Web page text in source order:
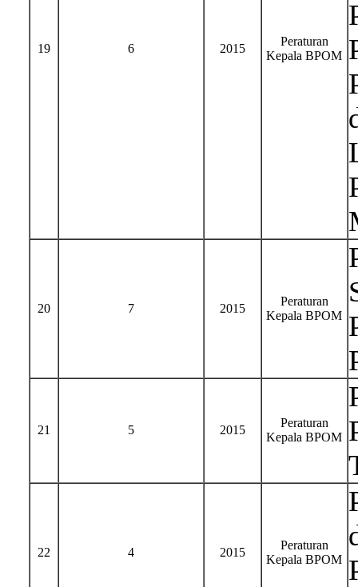
19 6 2015
Peraturan
Kepala BPOM
20 7 2015
Peraturan
Kepala BPOM
21 5 2015
Peraturan
Kepala BPOM
22 4 2015
Peraturan
Kepala BPOM